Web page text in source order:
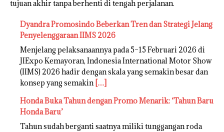
tujuan akhir tanpa berhenti di tengah perjalanan.
Dyandra Promosindo Beberkan Tren dan Strategi Jelang
Penyelenggaraan IIMS 2026
Menjelang pelaksanaannya pada 5–15 Februari 2026 di
JIExpo Kemayoran, Indonesia International Motor Show
(IIMS) 2026 hadir dengan skala yang semakin besar dan
konsep yang semakin […]
Honda Buka Tahun dengan Promo Menarik: ‘Tahun Baru
Honda Baru’
Tahun sudah berganti saatnya miliki tunggangan roda